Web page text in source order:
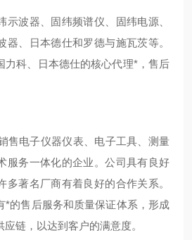
示波器、固纬频谱仪、固纬电源、
器、日本德仕和罗德与施瓦茨等。
力科、日本德仕的核心代理*，售后
售电子仪器仪表、电子工具、测量
服务一体化的企业。公司具有良好
多著名厂商有着良好的合作关系。
*的售后服务和质量保证体系，形成
链，以达到客户的满意度。